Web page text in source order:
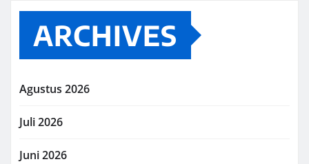
ARCHIVES
Agustus 2026
Juli 2026
Juni 2026